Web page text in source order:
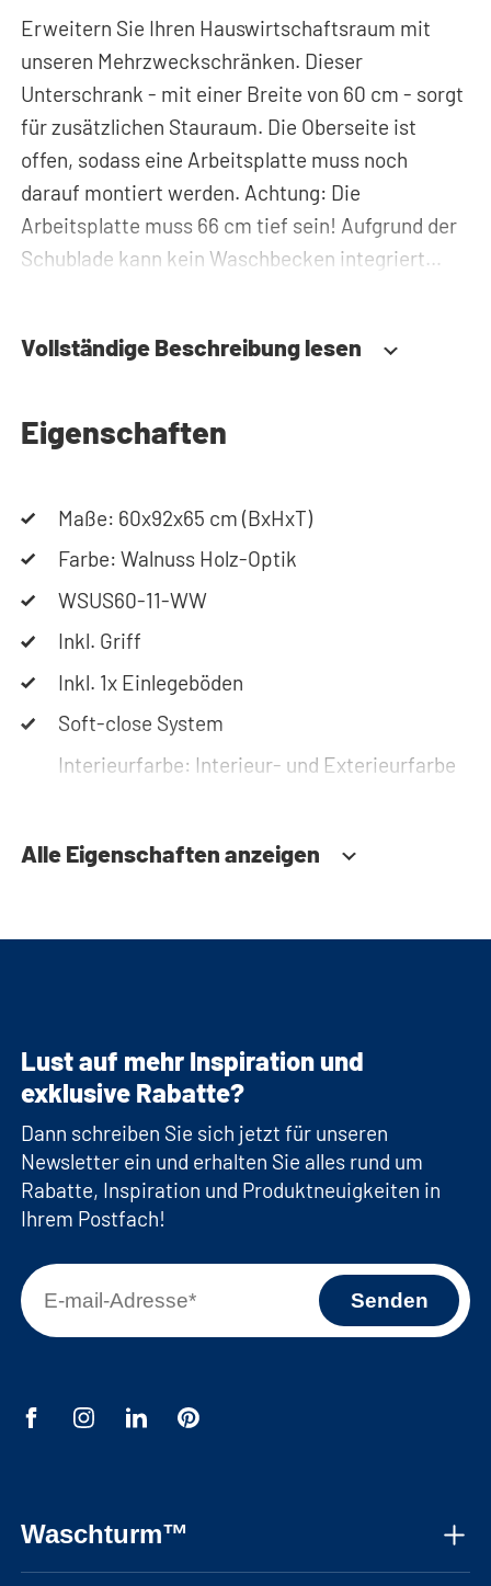
Erweitern Sie Ihren Hauswirtschaftsraum mit
unseren Mehrzweckschränken. Dieser
Unterschrank - mit einer Breite von 60 cm - sorgt
für zusätzlichen Stauraum. Die Oberseite ist
offen, sodass eine Arbeitsplatte muss noch
darauf montiert werden. Achtung: Die
Arbeitsplatte muss 66 cm tief sein! Aufgrund der
Schublade kann kein Waschbecken integriert
einfach und schnell zu montieren. Sie lassen sich
verstellen. Die Tür ist so konstruiert, dass sie
sowohl links- als auch rechtsseitig angeschlagen
Benötigen Sie Hilfe? Hier finden Sie die
Montageanleitung. Benötigen Sie Hilfe bei der
Konfigurator, um Ihren Waschmaschinenschrank
zusammenzustellen. Sie können uns auch
jederzeit telefonisch oder per Mail erreichen.
Vollständige Beschreibung lesen
Eigenschaften
Maße: 60x92x65 cm (BxHxT)
Farbe: Walnuss Holz-Optik
WSUS60-11-WW
Inkl. Griff
Inkl. 1x Einlegeböden
Soft-close System
Interieurfarbe: Interieur- und Exterieurfarbe
Interieurfarbe Auszüge: Anthrazit
Alle Eigenschaften anzeigen
Waschturm™
Lust auf mehr Inspiration und
exklusive Rabatte?
Dann schreiben Sie sich jetzt für unseren
Newsletter ein und erhalten Sie alles rund um
Rabatte, Inspiration und Produktneuigkeiten in
Ihrem Postfach!